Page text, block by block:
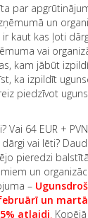
par
un
kaut kas ļoti
vai
kam jābūt
ka izpildīt
piedzīvot
Vai 64 EUR +
vai lēti?
pieredzi
un
–
februārī un
atlaidi